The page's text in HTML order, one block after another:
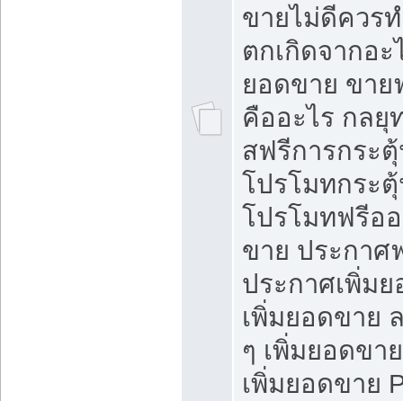
ขายไม่ดีควร
ตกเกิดจากอะ
ยอดขาย ขาย
คืออะไร กลยุ
สฟรีการกระ
โปรโมทกระ
โปรโมทฟรีอ
ขาย ประกาศ
ประกาศเพิ่ม
เพิ่มยอดขาย
ๆ เพิ่มยอดขา
เพิ่มยอดขาย